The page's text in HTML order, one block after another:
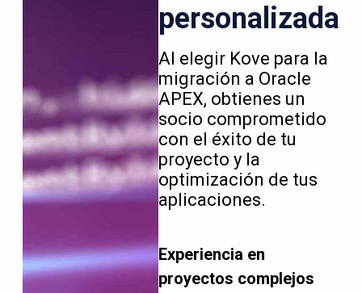
personalizada
Al elegir Kove para la
migración a Oracle
APEX, obtienes un
socio comprometido
con el éxito de tu
proyecto y la
optimización de tus
aplicaciones.
Experiencia en
proyectos complejos